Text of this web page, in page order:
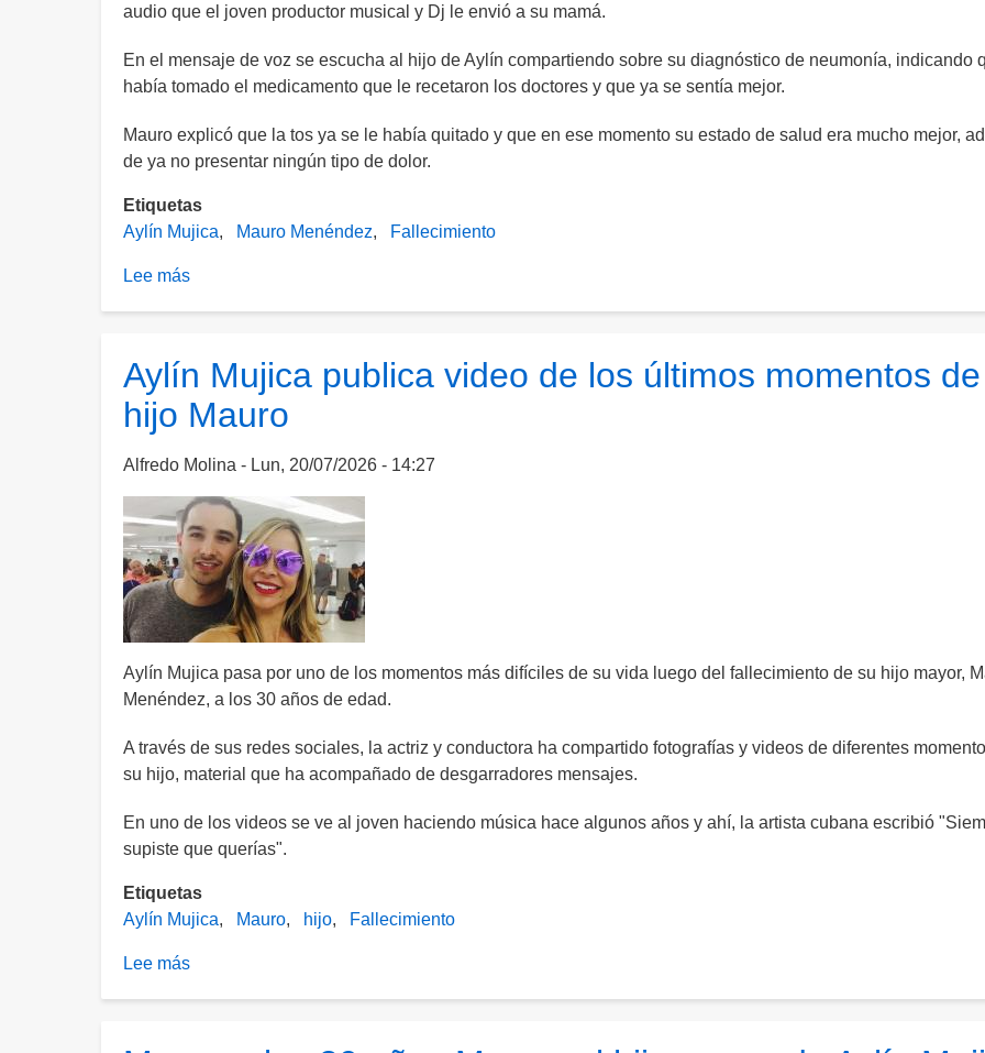
audio que el joven productor musical y Dj le envió a su mamá.
En el mensaje de voz se escucha al hijo de Aylín compartiendo sobre su diagnóstico de neumonía, indicando
había tomado el medicamento que le recetaron los doctores y que ya se sentía mejor.
Mauro explicó que la tos ya se le había quitado y que en ese momento su estado de salud era mucho mejor,
de ya no presentar ningún tipo de dolor.
Etiquetas
Aylín Mujica
Mauro Menéndez Fallecimiento
Lee más
audio
que
Mujica
de
su
hijo
Mauro
Aylín Mujica publica video de los últimos momentos
hijo Mauro
Alfredo Molina Lun, 20/07/2026 - 14:27
Aylín Mujica pasa por uno de los momentos más difíciles de su vida luego del fallecimiento de su hijo mayor,
Menéndez, a los 30 años de edad.
A través de sus redes sociales, la actriz y conductora ha compartido fotografías y videos de diferentes
su hijo, material que ha acompañado de desgarradores mensajes.
En uno de los videos se ve al joven haciendo música hace algunos años y ahí, la artista cubana escribió
supiste que querías".
Etiquetas
Aylín Mujica
Mauro hijo Fallecimiento
Lee más